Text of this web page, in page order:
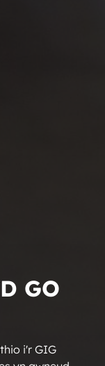
GO
i'r GIG